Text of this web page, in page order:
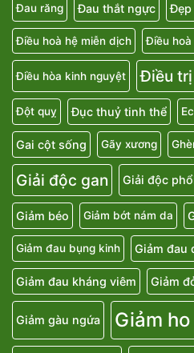
Đau răng Đau thắt ngực Đẹp
Điều hoà hệ miễn dịch Điều
Điều hòa kinh nguyệt Điều
Đột quỵ Đục thuỷ tinh thể
Gai cột sống Gãy xương
Giải độc gan Giải độc
Giảm béo Giảm bớt nám da
Giảm đau bụng kinh Giảm đau
Giảm đau kháng viêm Giảm
Giảm gàu ngứa Giảm